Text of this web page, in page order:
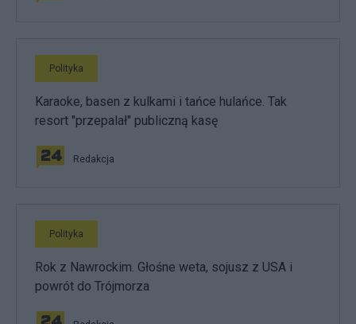
Polityka
Karaoke, basen z kulkami i tańce hulańce. Tak
resort "przepalał" publiczną kasę
Redakcja
Polityka
Rok z Nawrockim. Głośne weta, sojusz z USA i
powrót do Trójmorza